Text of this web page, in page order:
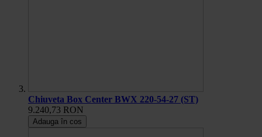
Chiuveta Box Center BWX 220-54-27 (ST)
9.240,73 RON
Adauga în cos